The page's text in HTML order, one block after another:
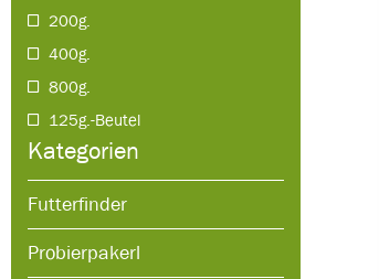
200g.
400g.
800g.
125g.-Beutel
Kategorien
Futterfinder
Probierpakerl